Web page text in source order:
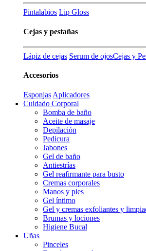
Pintalabios Lip Gloss
Cejas y pestañas
Lápiz de cejas Serum de ojosCejas y
Accesorios
Esponjas Aplicadores
Cuidado Corporal
Bomba de baño
Aceite de masaje
Depilación
Pedicura
Jabones
Gel de baño
Antiestrías
Gel reafirmante para busto
Cremas corporales
Manos y pies
Gel íntimo
Gel y cremas exfoliantes y
Brumas y lociones
Higiene Bucal
Uñas
Pinceles